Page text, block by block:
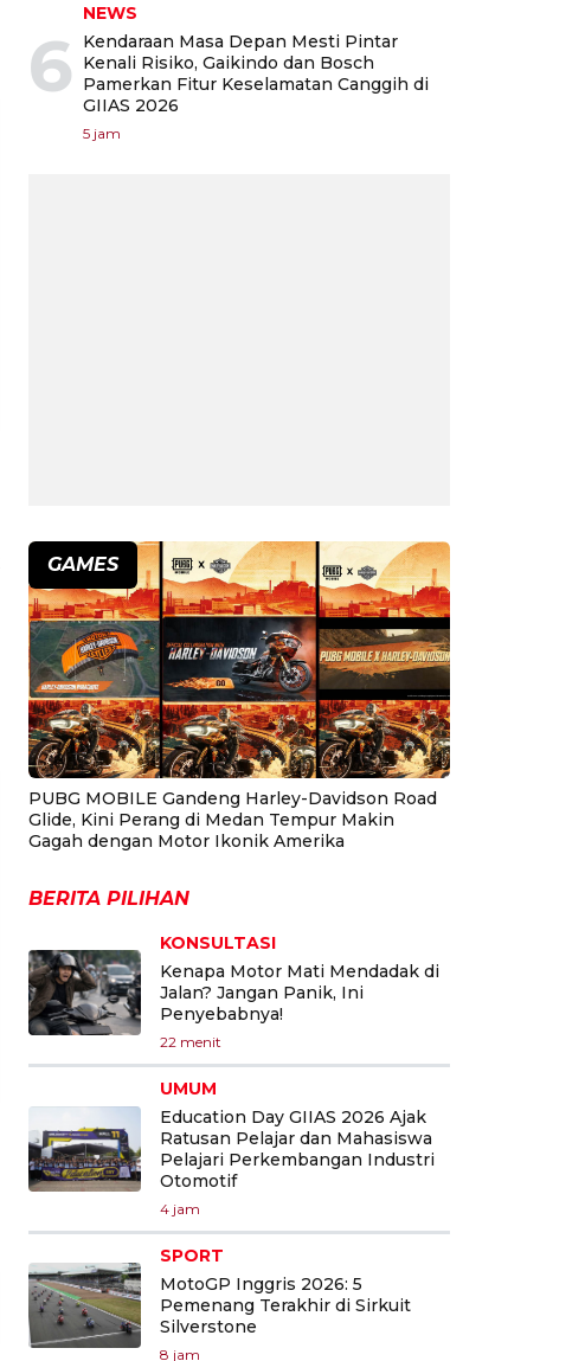
6
NEWS
Kendaraan Masa Depan Mesti Pintar
Kenali Risiko, Gaikindo dan Bosch
Pamerkan Fitur Keselamatan Canggih di
GIIAS 2026
5 jam
GAMES
PUBG MOBILE Gandeng Harley-Davidson Road
Glide, Kini Perang di Medan Tempur Makin
Gagah dengan Motor Ikonik Amerika
BERITA PILIHAN
KONSULTASI
Kenapa Motor Mati Mendadak di
Jalan? Jangan Panik, Ini
Penyebabnya!
22 menit
UMUM
Education Day GIIAS 2026 Ajak
Ratusan Pelajar dan Mahasiswa
Pelajari Perkembangan Industri
Otomotif
4 jam
SPORT
MotoGP Inggris 2026: 5
Pemenang Terakhir di Sirkuit
Silverstone
8 jam